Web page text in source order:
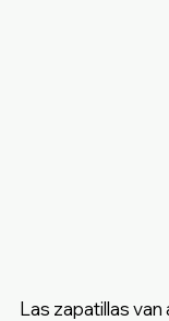
Las zapatillas van